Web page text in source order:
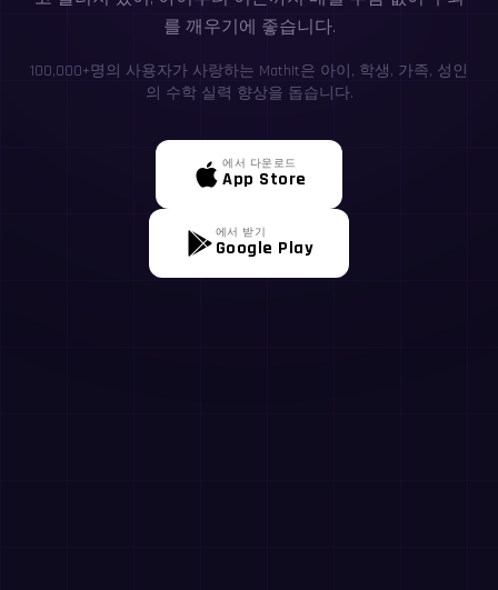
를 깨우기에 좋습니다.
100,000+명의 사용자가 사랑하는 MathIt은 아이, 학생, 가족, 성인
의 수학 실력 향상을 돕습니다.
에서 다운로드
App Store
에서 받기
Google Play